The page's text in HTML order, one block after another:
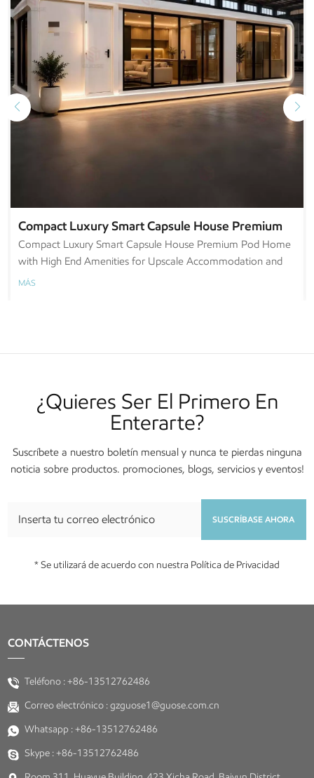
Compact Luxury Smart Capsule House Premium
Pod Home with High End Amenities for Upscale
Accommodation and Urban Retreat
Compact Luxury Smart Capsule House Premium Pod Home
with High End Amenities for Upscale Accommodation and
Urban Retreat
MÁS
¿Quieres Ser El Primero En
Enterarte?
Suscríbete a nuestro boletín mensual y nunca te pierdas ninguna
noticia sobre productos. promociones, blogs, servicios y eventos!
SUSCRÍBASE AHORA
* Se utilizará de acuerdo con nuestra Política de Privacidad
CONTÁCTENOS
Teléfono :+86-13512762486
Correo electrónico :gzguose1@guose.com.cn
Whatsapp :+86-13512762486
Skype :+86-13512762486